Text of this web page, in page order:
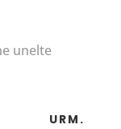
unelte
URM.